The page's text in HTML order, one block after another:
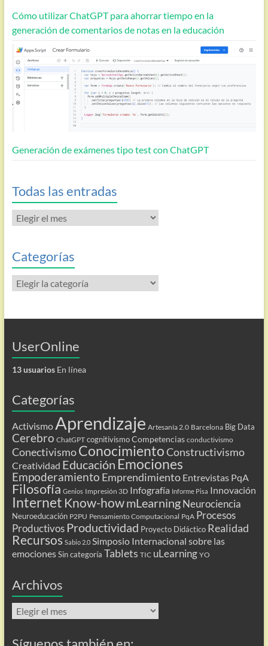
Cómo utilizar ChatGPT para ahorrar tiempo en la
generación de comentarios de notas en la educación
Generación de exámenes tipo test con ChatGPT
Todas las entradas
Todas
las
Categorías
Categorías
UserOnline
13 usuariosEn línea
Categorías
Activismo Aprendizaje Artesanía 2.0 Barcelona Big Data
Cerebro ChatGPT cognitivismo Competencias conductivismo
ConectivismoConocimientoConstructivismo
Creatividad Educación Emociones
Empoderamiento Emprendimiento Entrevistas PqA
Filosofía Genios Impresión 3D Infografía Informe Pisa Innovación
Internet Know-howmLearning Neurociencia
Neuroeducación P2PU Pensamiento Computacional PqA Procesos
Productivos Productividad Proyecto Didáctico Realidad
Recursos Sabio 2.0 Simposio Internacional sobre las
emociones Sin categoría Tablets TIC uLearning YO
Archivos
Archivos